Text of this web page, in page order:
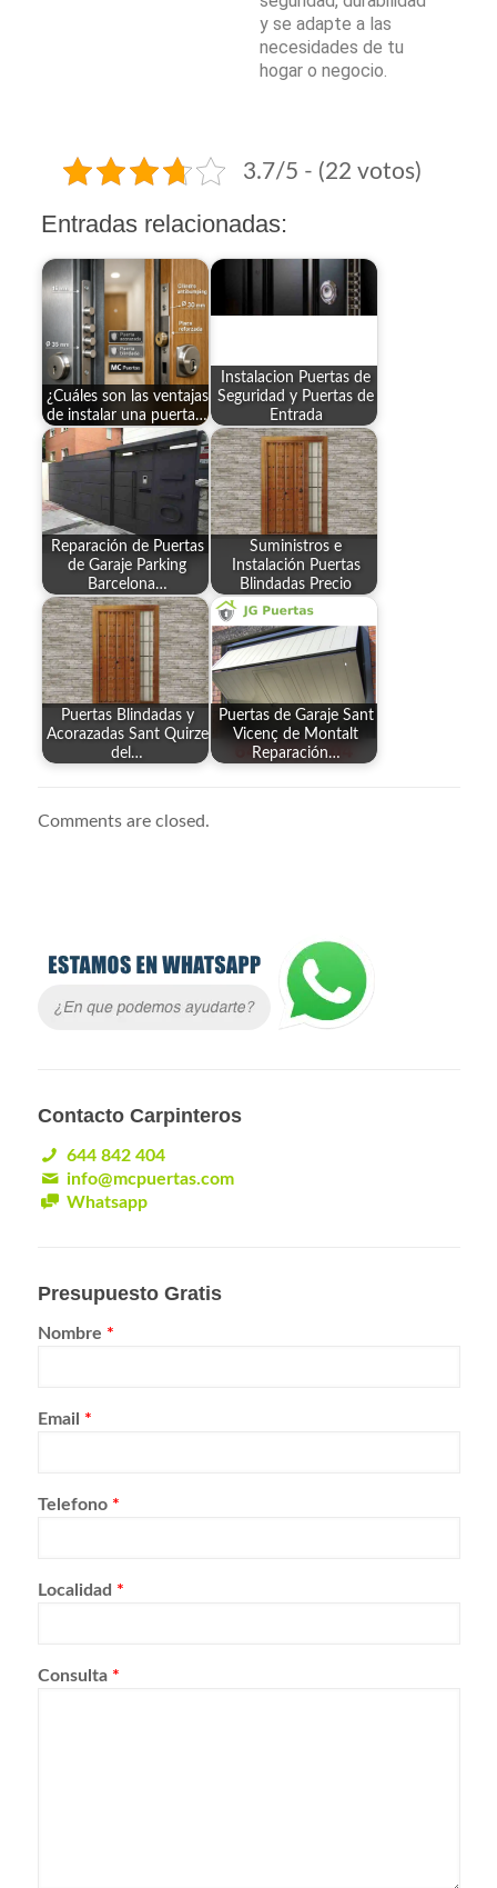
y se adapte a las
necesidades de tu
hogar o negocio.
3.7/5 - (22 votos)
Entradas relacionadas:
¿Cuáles son las ventajas
de instalar una puerta…
Instalacion Puertas de
Seguridad y Puertas de
Entrada
Reparación de Puertas
de Garaje Parking
Barcelona…
Suministros e
Instalación Puertas
Blindadas Precio
Puertas Blindadas y
Acorazadas Sant Quirze
del…
Puertas de Garaje Sant
Vicenç de Montalt
Reparación…
Comments are closed.
Contacto Carpinteros
644 842 404
info@mcpuertas.com
Whatsapp
Presupuesto Gratis
Nombre *
Email *
Telefono *
Localidad *
Consulta *